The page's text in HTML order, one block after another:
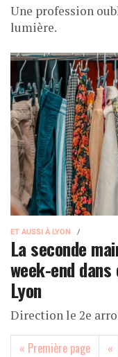
Une profession
lumière.
ET AUSSI À LYON
La seconde
week-end
Lyon
Direction le 2e
« Première page «